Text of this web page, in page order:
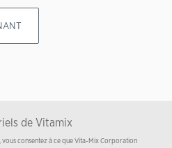
de Vitamix
consentez à ce que Vita-Mix Corporation